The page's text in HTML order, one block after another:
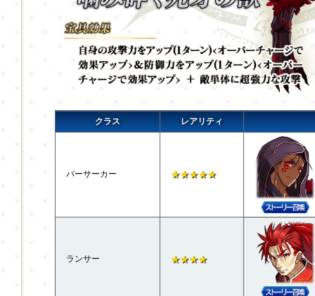
クラス レアリティ
バーサーカー ★★★★★
ランサー ★★★★